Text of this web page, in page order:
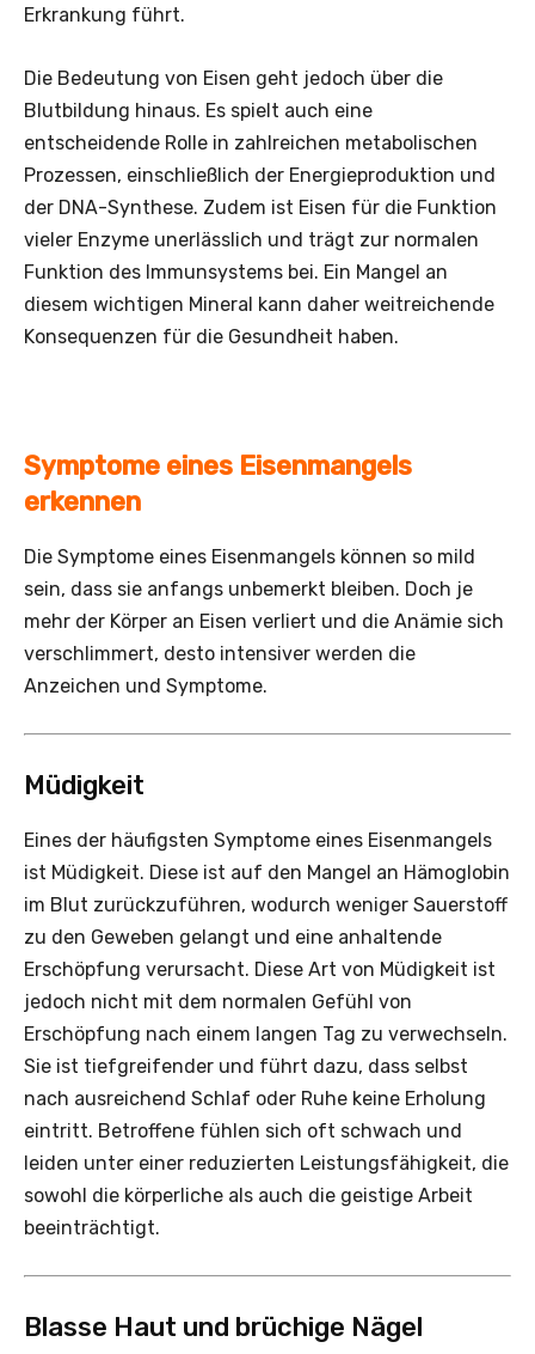
Erkrankung führt.
Die Bedeutung von Eisen geht jedoch über die
Blutbildung hinaus. Es spielt auch eine
entscheidende Rolle in zahlreichen metabolischen
Prozessen, einschließlich der Energieproduktion und
der DNA-Synthese. Zudem ist Eisen für die Funktion
vieler Enzyme unerlässlich und trägt zur normalen
Funktion des Immunsystems bei. Ein Mangel an
diesem wichtigen Mineral kann daher weitreichende
Konsequenzen für die Gesundheit haben.
Symptome eines Eisenmangels
erkennen
Die Symptome eines Eisenmangels können so mild
sein, dass sie anfangs unbemerkt bleiben. Doch je
mehr der Körper an Eisen verliert und die Anämie sich
verschlimmert, desto intensiver werden die
Anzeichen und Symptome.
Müdigkeit
Eines der häufigsten Symptome eines Eisenmangels
ist Müdigkeit. Diese ist auf den Mangel an Hämoglobin
im Blut zurückzuführen, wodurch weniger Sauerstoff
zu den Geweben gelangt und eine anhaltende
Erschöpfung verursacht. Diese Art von Müdigkeit ist
jedoch nicht mit dem normalen Gefühl von
Erschöpfung nach einem langen Tag zu verwechseln.
Sie ist tiefgreifender und führt dazu, dass selbst
nach ausreichend Schlaf oder Ruhe keine Erholung
eintritt. Betroffene fühlen sich oft schwach und
leiden unter einer reduzierten Leistungsfähigkeit, die
sowohl die körperliche als auch die geistige Arbeit
beeinträchtigt.
Blasse Haut und brüchige Nägel